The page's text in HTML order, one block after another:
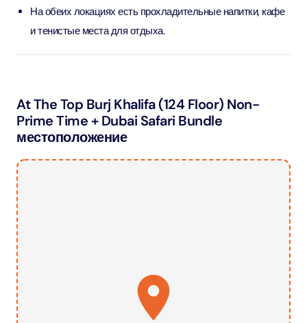
На обеих локациях есть прохладительные напитки, кафе
и тенистые места для отдыха.
At The Top Burj Khalifa (124 Floor) Non-
Prime Time + Dubai Safari Bundle
местоположение